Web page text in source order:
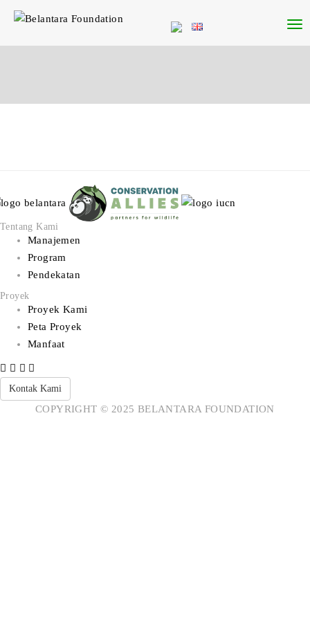
Tentang Kami
Manajemen
Program
Pendekatan
Proyek
Proyek Kami
Peta Proyek
Manfaat
Kontak Kami
COPYRIGHT © 2025 BELANTARA FOUNDATION